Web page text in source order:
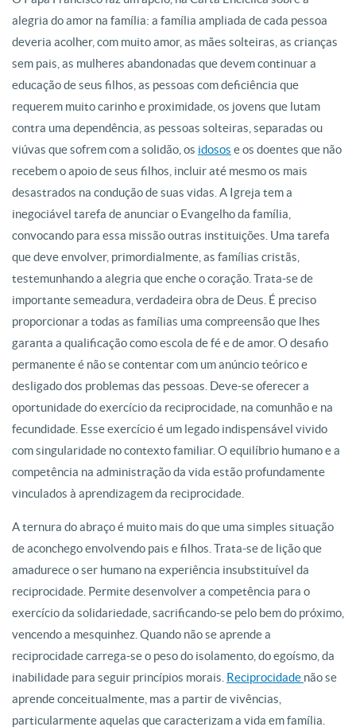
alegria do amor na família: a família ampliada de cada pessoa
deveria acolher, com muito amor, as mães solteiras, as crianças
sem pais, as mulheres abandonadas que devem continuar a
educação de seus filhos, as pessoas com deficiência que
requerem muito carinho e proximidade, os jovens que lutam
contra uma dependência, as pessoas solteiras, separadas ou
viúvas que sofrem com a solidão, os idosos e os doentes que não
recebem o apoio de seus filhos, incluir até mesmo os mais
desastrados na condução de suas vidas. A Igreja tem a
inegociável tarefa de anunciar o Evangelho da família,
convocando para essa missão outras instituições. Uma tarefa
que deve envolver, primordialmente, as famílias cristãs,
testemunhando a alegria que enche o coração. Trata-se de
importante semeadura, verdadeira obra de Deus. É preciso
proporcionar a todas as famílias uma compreensão que lhes
garanta a qualificação como escola de fé e de amor. O desafio
permanente é não se contentar com um anúncio teórico e
desligado dos problemas das pessoas. Deve-se oferecer a
oportunidade do exercício da reciprocidade, na comunhão e na
fecundidade. Esse exercício é um legado indispensável vivido
com singularidade no contexto familiar. O equilíbrio humano e a
competência na administração da vida estão profundamente
vinculados à aprendizagem da reciprocidade.
A ternura do abraço é muito mais do que uma simples situação
de aconchego envolvendo pais e filhos. Trata-se de lição que
amadurece o ser humano na experiência insubstituível da
reciprocidade. Permite desenvolver a competência para o
exercício da solidariedade, sacrificando-se pelo bem do próximo,
vencendo a mesquinhez. Quando não se aprende a
reciprocidade carrega-se o peso do isolamento, do egoísmo, da
inabilidade para seguir princípios morais. Reciprocidade não se
aprende conceitualmente, mas a partir de vivências,
particularmente aquelas que caracterizam a vida em família.